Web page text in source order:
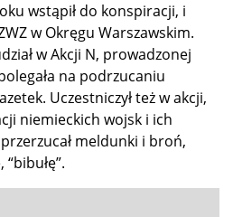
wstąpił do konspiracji, i
w Okręgu Warszawskim.
w Akcji N, prowadzonej
na podrzucaniu
Uczestniczył też w akcji,
niemieckich wojsk i ich
meldunki i broń,